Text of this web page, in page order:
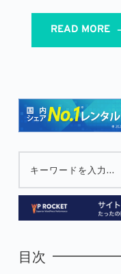
READ MORE
キーワードを入力...
目次